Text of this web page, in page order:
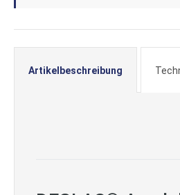
Bildergalerie
springen
Artikelbeschreibung